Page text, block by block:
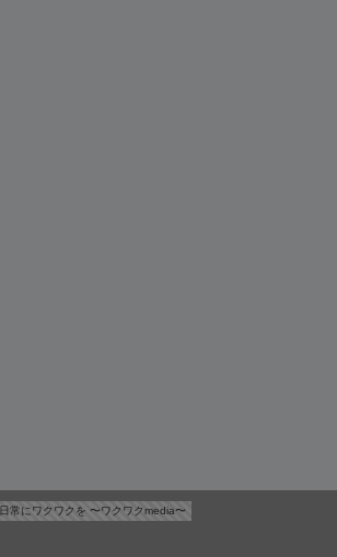
日常にワクワクを 〜ワクワクmedia〜